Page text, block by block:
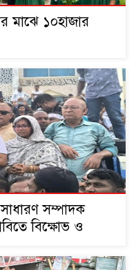
মাঝে ১০হাজার
সম্পাদক
বিক্ষোভ ও